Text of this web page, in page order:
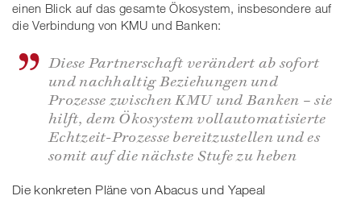
einen Blick auf das gesamte Ökosystem, insbesondere auf
die Verbindung von KMU und Banken:
Diese Partnerschaft verändert ab sofort
und nachhaltig Beziehungen und
Prozesse zwischen KMU und Banken – sie
hilft, dem Ökosystem vollautomatisierte
Echtzeit-Prozesse bereitzustellen und es
somit auf die nächste Stufe zu heben
Die konkreten Pläne von Abacus und Yapeal